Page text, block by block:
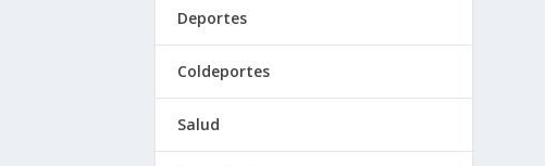
Deportes
Coldeportes
Salud